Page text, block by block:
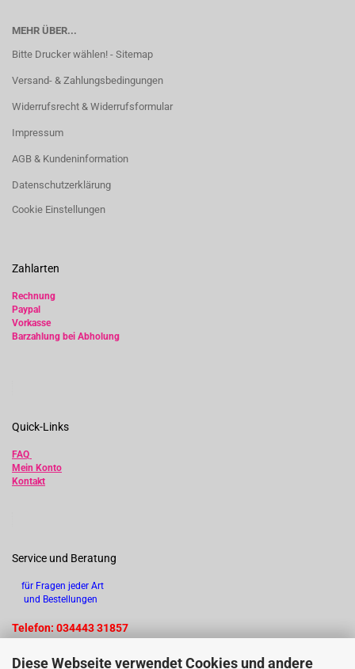
Diese Webseite verwendet Cookies und andere
MEHR ÜBER...
Bitte Drucker wählen! - Sitemap
Versand- & Zahlungsbedingungen
Widerrufsrecht & Widerrufsformular
Impressum
AGB & Kundeninformation
Datenschutzerklärung
Cookie Einstellungen
Zahlarten
Rechnung
Paypal
Vorkasse
Barzahlung bei Abholung
Quick-Links
FAQ
Mein Konto
Kontakt
Service und Beratung
für Fragen jeder Art
und Bestellungen
Telefon: 034443 31857